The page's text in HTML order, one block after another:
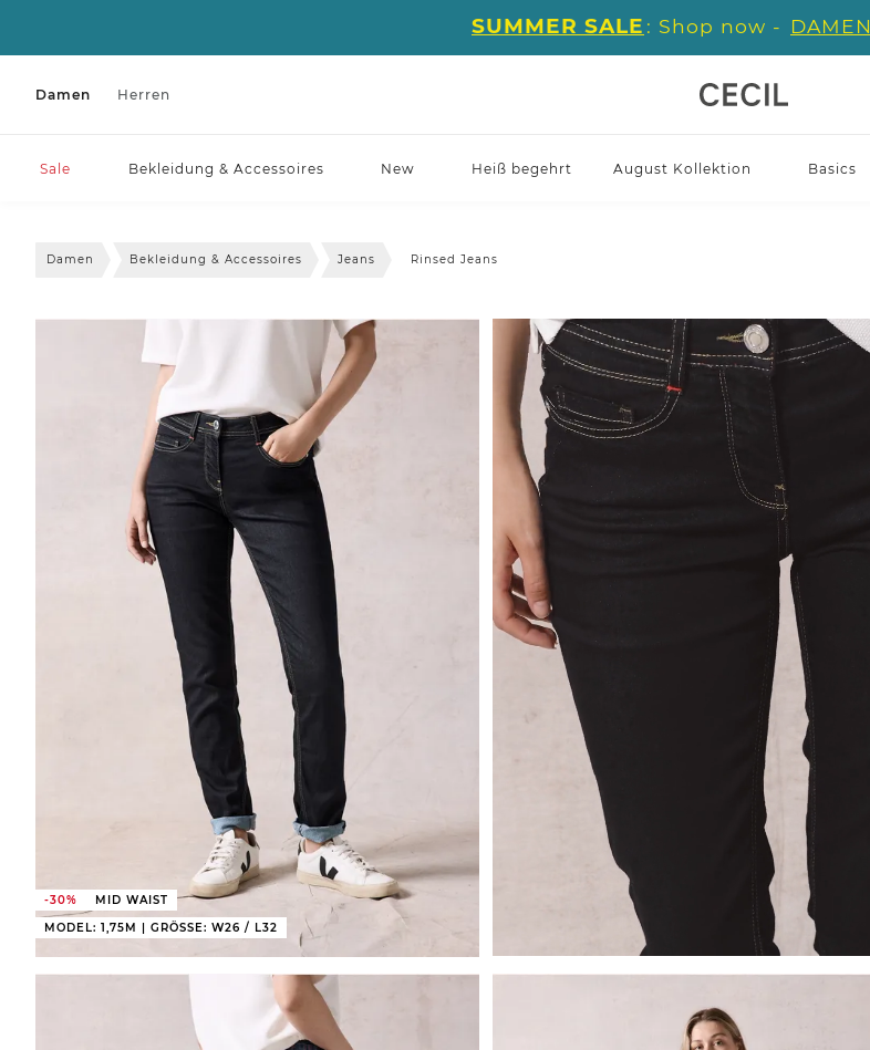
SUMMER SALE : Shop now - DAMEN
Damen Herren
Sale Bekleidung & Accessoires New Heiß begehrt August Kollektion Basics
Damen Bekleidung & Accessoires Jeans Rinsed Jeans
-30%
MID WAIST
MODEL: 1,75M | GRÖSSE: W26 / L32